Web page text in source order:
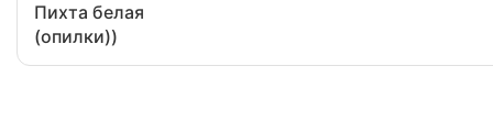
Пихта белая
(опилки))